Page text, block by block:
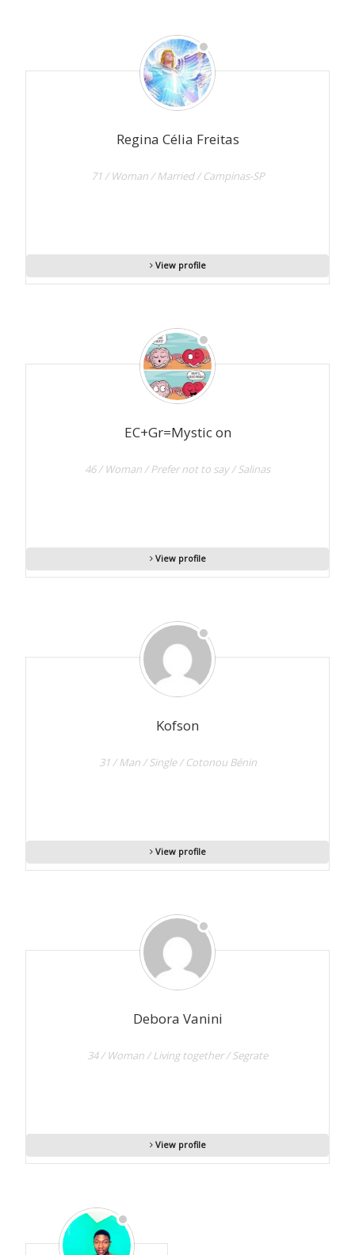
Regina Célia Freitas
71 / Woman / Married / Campinas-SP
View profile
EC+Gr=Mystic on
46 / Woman / Prefer not to say / Salinas
View profile
Kofson
31 / Man / Single / Cotonou Bénin
View profile
Debora Vanini
34 / Woman / Living together / Segrate
View profile